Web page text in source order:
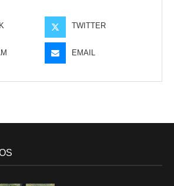
TWITTER
EMAIL